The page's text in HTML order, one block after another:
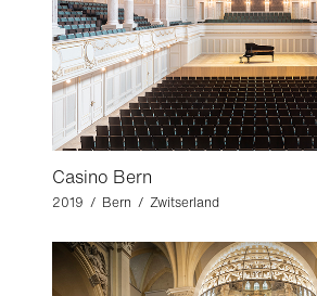
Casino Bern
2019 / Bern / Zwitserland